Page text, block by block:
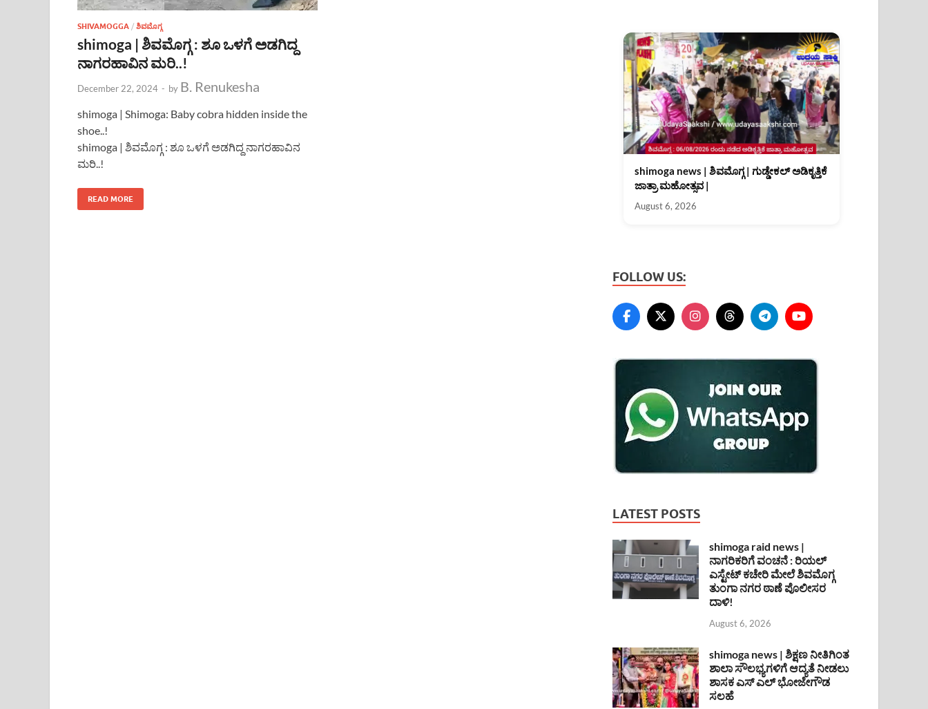
SHIVAMOGGA / ಶಿವಮೊಗ್ಗ
shimoga | ಶಿವಮೊಗ್ಗ : ಶೂ ಒಳಗೆ ಅಡಗಿದ್ದ
ನಾಗರಹಾವಿನ ಮರಿ..!
December 22, 2024 - by B. Renukesha
shimoga | Shimoga: Baby cobra hidden inside the
shoe..!
shimoga | ಶಿವಮೊಗ್ಗ : ಶೂ ಒಳಗೆ ಅಡಗಿದ್ದ ನಾಗರಹಾವಿನ
ಮರಿ..!
READ MORE
shimoga news | ಶಿವಮೊಗ್ಗ | ಗುಡ್ಡೇಕಲ್ ಅಡಿಕೃತ್ತಿಕೆ
ಜಾತ್ರಾ ಮಹೋತ್ಸವ |
August 6, 2026
FOLLOW US:
LATEST POSTS
shimoga raid news |
ನಾಗರಿಕರಿಗೆ ವಂಚನೆ : ರಿಯಲ್
ಎಸ್ಟೇಟ್ ಕಚೇರಿ ಮೇಲೆ ಶಿವಮೊಗ್ಗ
ತುಂಗಾ ನಗರ ಠಾಣೆ ಪೊಲೀಸರ
ದಾಳಿ!
August 6, 2026
shimoga news | ಶಿಕ್ಷಣ ನೀತಿಗಿಂತ
ಶಾಲಾ ಸೌಲಭ್ಯಗಳಿಗೆ ಆದ್ಯತೆ ನೀಡಲು
ಶಾಸಕ ಎಸ್ ಎಲ್ ಭೋಜೇಗೌಡ
ಸಲಹೆ